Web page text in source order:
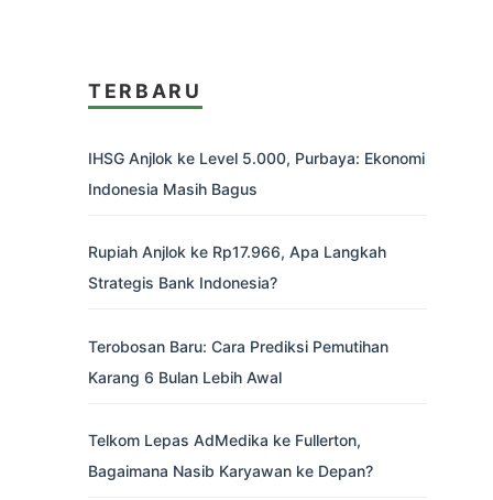
TERBARU
IHSG Anjlok ke Level 5.000, Purbaya: Ekonomi
Indonesia Masih Bagus
Rupiah Anjlok ke Rp17.966, Apa Langkah
Strategis Bank Indonesia?
Terobosan Baru: Cara Prediksi Pemutihan
Karang 6 Bulan Lebih Awal
Telkom Lepas AdMedika ke Fullerton,
Bagaimana Nasib Karyawan ke Depan?